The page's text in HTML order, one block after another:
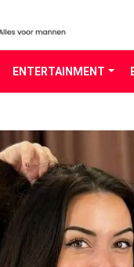
ENTERTAINMENT